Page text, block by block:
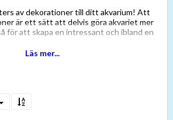
av dekorationer till ditt akvarium! Att
är ett sätt att delvis göra akvariet mer
för att skapa en intressant och ibland en
Läs mer...